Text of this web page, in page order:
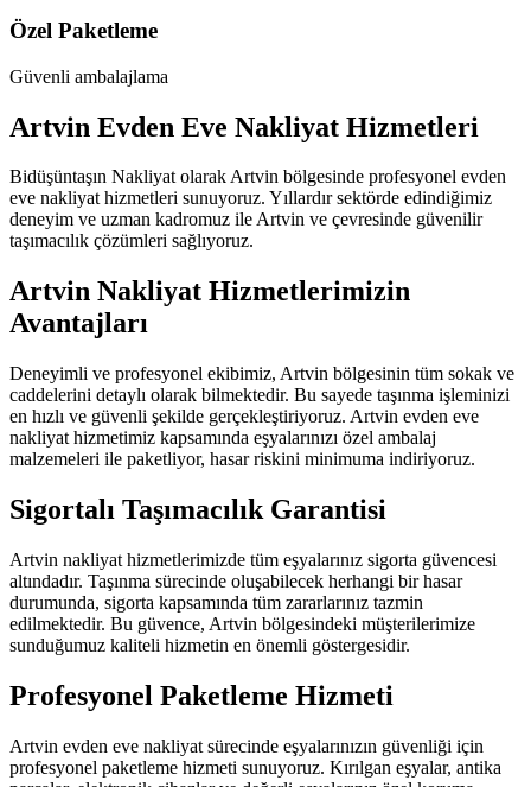
Özel Paketleme
Güvenli ambalajlama
Artvin Evden Eve Nakliyat Hizmetleri
Bidüşüntaşın Nakliyat olarak Artvin bölgesinde profesyonel evden
eve nakliyat hizmetleri sunuyoruz. Yıllardır sektörde edindiğimiz
deneyim ve uzman kadromuz ile Artvin ve çevresinde güvenilir
taşımacılık çözümleri sağlıyoruz.
Artvin Nakliyat Hizmetlerimizin
Avantajları
Deneyimli ve profesyonel ekibimiz, Artvin bölgesinin tüm sokak ve
caddelerini detaylı olarak bilmektedir. Bu sayede taşınma işleminizi
en hızlı ve güvenli şekilde gerçekleştiriyoruz. Artvin evden eve
nakliyat hizmetimiz kapsamında eşyalarınızı özel ambalaj
malzemeleri ile paketliyor, hasar riskini minimuma indiriyoruz.
Sigortalı Taşımacılık Garantisi
Artvin nakliyat hizmetlerimizde tüm eşyalarınız sigorta güvencesi
altındadır. Taşınma sürecinde oluşabilecek herhangi bir hasar
durumunda, sigorta kapsamında tüm zararlarınız tazmin
edilmektedir. Bu güvence, Artvin bölgesindeki müşterilerimize
sunduğumuz kaliteli hizmetin en önemli göstergesidir.
Profesyonel Paketleme Hizmeti
Artvin evden eve nakliyat sürecinde eşyalarınızın güvenliği için
profesyonel paketleme hizmeti sunuyoruz. Kırılgan eşyalar, antika